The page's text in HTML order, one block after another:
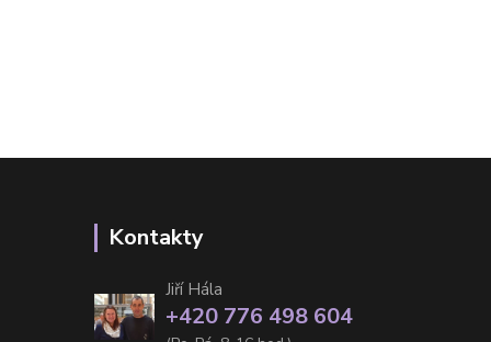
Kontakty
Jiří Hála
+420 776 498 604